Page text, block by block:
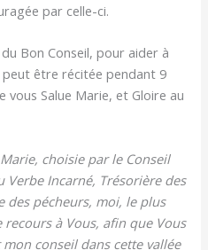
par celle-ci.
Bon Conseil, pour aider à
être récitée pendant 9
vous Salue Marie, et Gloire au
choisie par le Conseil
Incarné, Trésorière des
des pécheurs, moi, le plus
à Vous, afin que Vous
conseil dans cette vallée